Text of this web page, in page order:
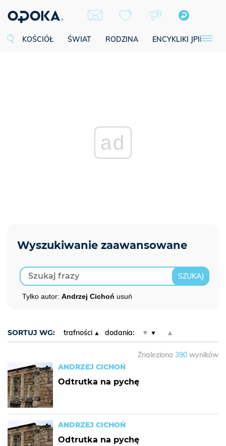
KOŚCIÓŁ ŚWIAT RODZINA ENCYKLIKI JPII
ad
Tylko autor: Andrzej Cichoń usuń
SORTUJ WG: trafności dodania: ▼ ▲
Znaleziono 390 wyników
ANDRZEJ CICHOŃ
Odtrutka na pychę
ANDRZEJ CICHOŃ
Odtrutka na pychę